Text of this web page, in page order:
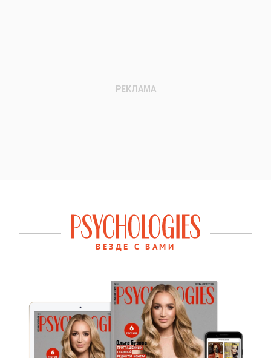
ВЕЗДЕ С ВАМИ